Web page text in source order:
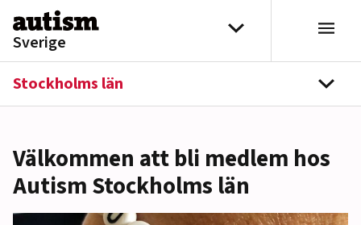
Hoppa till innehåll
Sverige
Välj distrikt
Stockholms län
Välkommen att bli medlem hos
Autism Stockholms län